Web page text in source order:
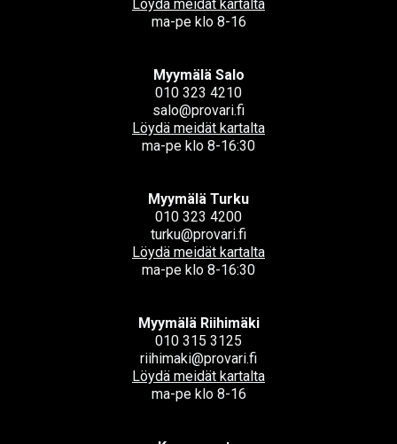
Löydä meidät kartalta
ma-pe klo 8-16
Myymälä Salo
010 323 4210
salo@provari.fi
Löydä meidät kartalta
ma-pe klo 8-16:30
Myymälä Turku
010 323 4200
turku@provari.fi
Löydä meidät kartalta
ma-pe klo 8-16:30
Myymälä Riihimäki
010 315 3125
riihimaki@provari.fi
Löydä meidät kartalta
ma-pe klo 8-16